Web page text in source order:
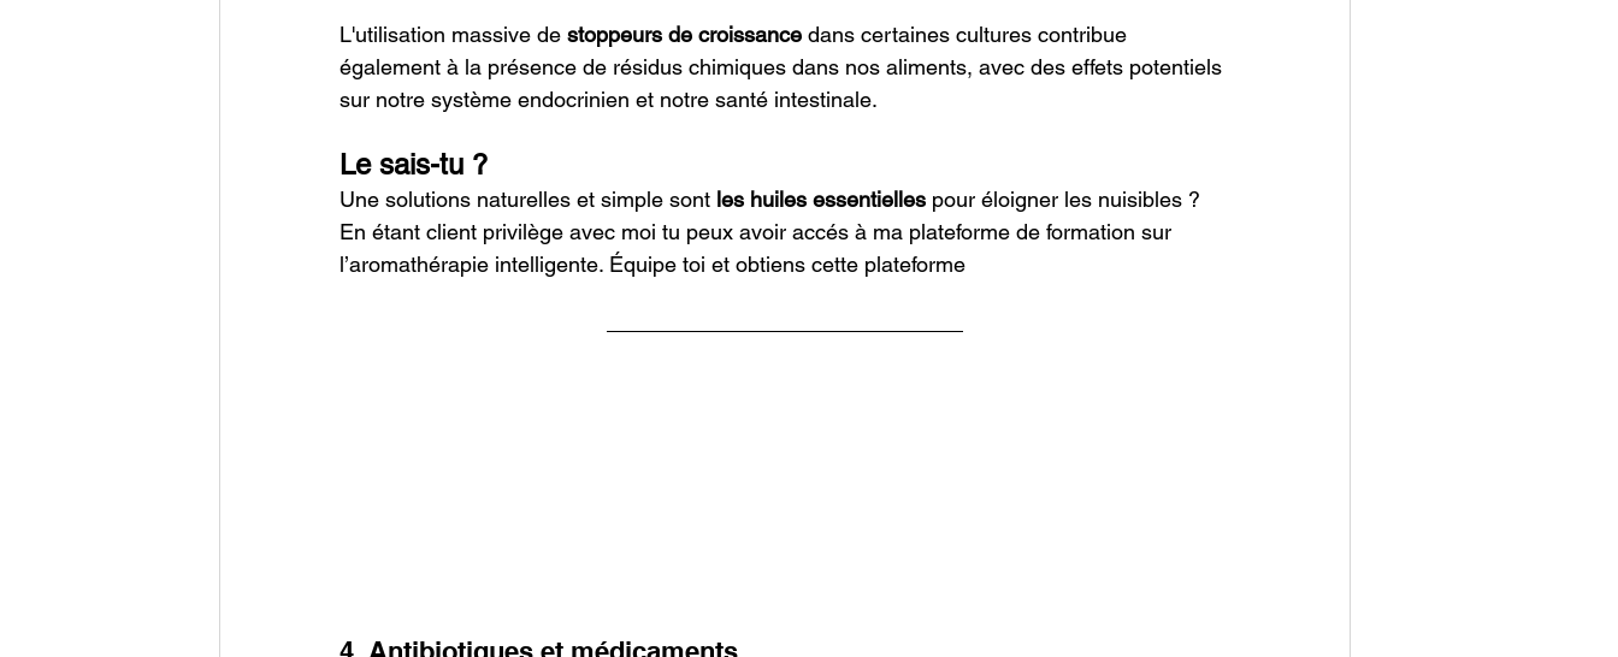
L'utilisation massive de stoppeurs de croissance dans certaines cultures contribue
également à la présence de résidus chimiques dans nos aliments, avec des effets potentiels
sur notre système endocrinien et notre santé intestinale.
Le sais-tu ?
Une solutions naturelles et simple sont les huiles essentielles pour éloigner les nuisibles ?
En étant client privilège avec moi tu peux avoir accés à ma plateforme de formation sur
l’aromathérapie intelligente. Équipe toi et obtiens cette plateforme